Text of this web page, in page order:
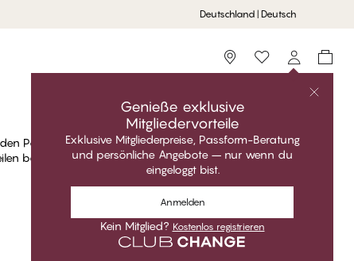
Deutschland | Deutsch
Storefinder
Genieße exklusive
Mitgliedervorteile
Exklusive Mitgliederpreise, Passform-Beratung
und persönliche Angebote – nur wenn du
eingeloggt bist.
Anmelden
Kein Mitglied? Kostenlos registrieren
Palmen und abkühlenden Pools entführen. Ob du
bevorzugst, wir haben alles für dich! Erkunde die